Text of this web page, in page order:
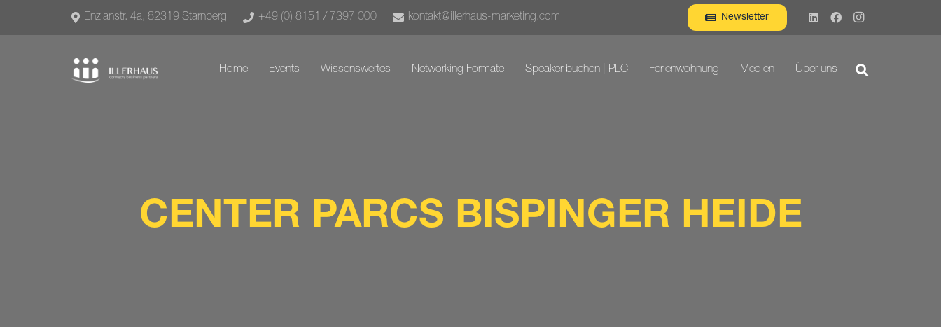
Enzianstr. 4a, 82319 Starnberg +49 (0) 8151 / 7397 000 kontakt@illerhaus-marketing.com Newsletter
Home Events Wissenswertes Networking Formate Speaker buchen | PLC Ferienwohnung Medien Über uns
CENTER PARCS BISPINGER HEIDE